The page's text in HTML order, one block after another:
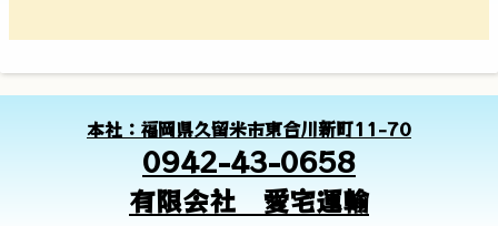
本社：福岡県久留米市東合川新町11-70
0942-43-0658
有限会社 愛宅運輸